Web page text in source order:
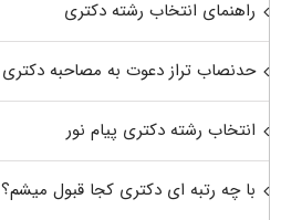
راهنمای انتخاب رشته دکتری
حدنصاب تراز دعوت به مصاحبه دکتری
انتخاب رشته دکتری پیام نور
با چه رتبه ای دکتری کجا قبول میشم؟